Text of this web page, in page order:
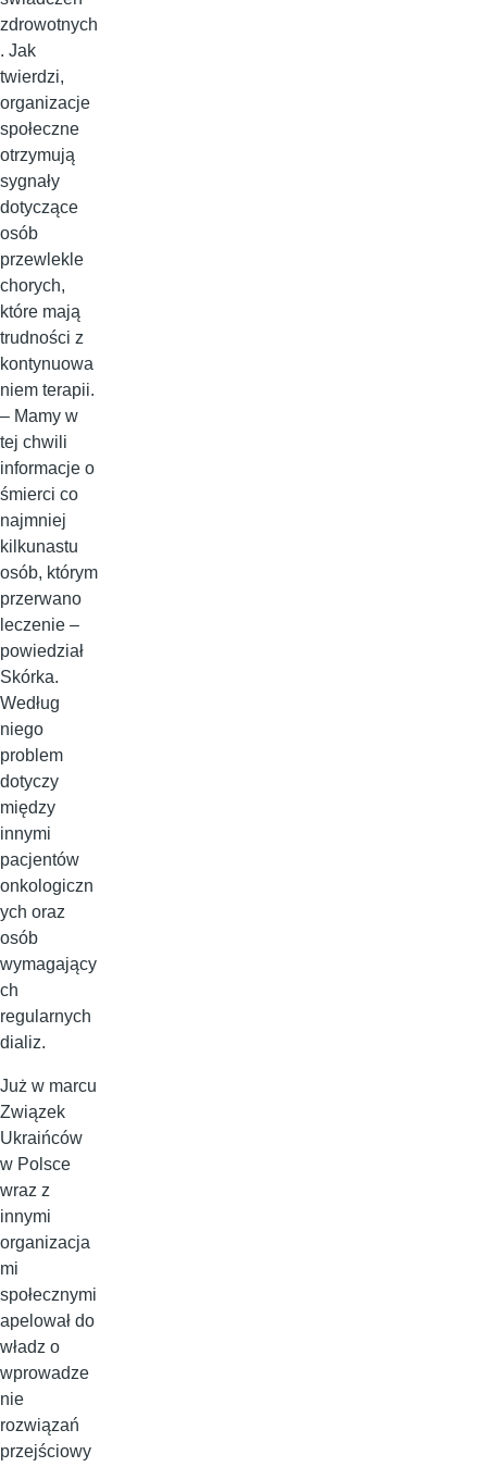
zdrowotnych
. Jak
twierdzi,
organizacje
społeczne
otrzymują
sygnały
dotyczące
osób
przewlekle
chorych,
które mają
trudności z
kontynuowa
niem terapii.
– Mamy w
tej chwili
informacje o
śmierci co
najmniej
kilkunastu
osób, którym
przerwano
leczenie –
powiedział
Skórka.
Według
niego
problem
dotyczy
między
innymi
pacjentów
onkologiczn
ych oraz
osób
wymagający
ch
regularnych
dializ.
Już w marcu
Związek
Ukraińców
w Polsce
wraz z
innymi
organizacja
mi
społecznymi
apelował do
władz o
wprowadze
nie
rozwiązań
przejściowy